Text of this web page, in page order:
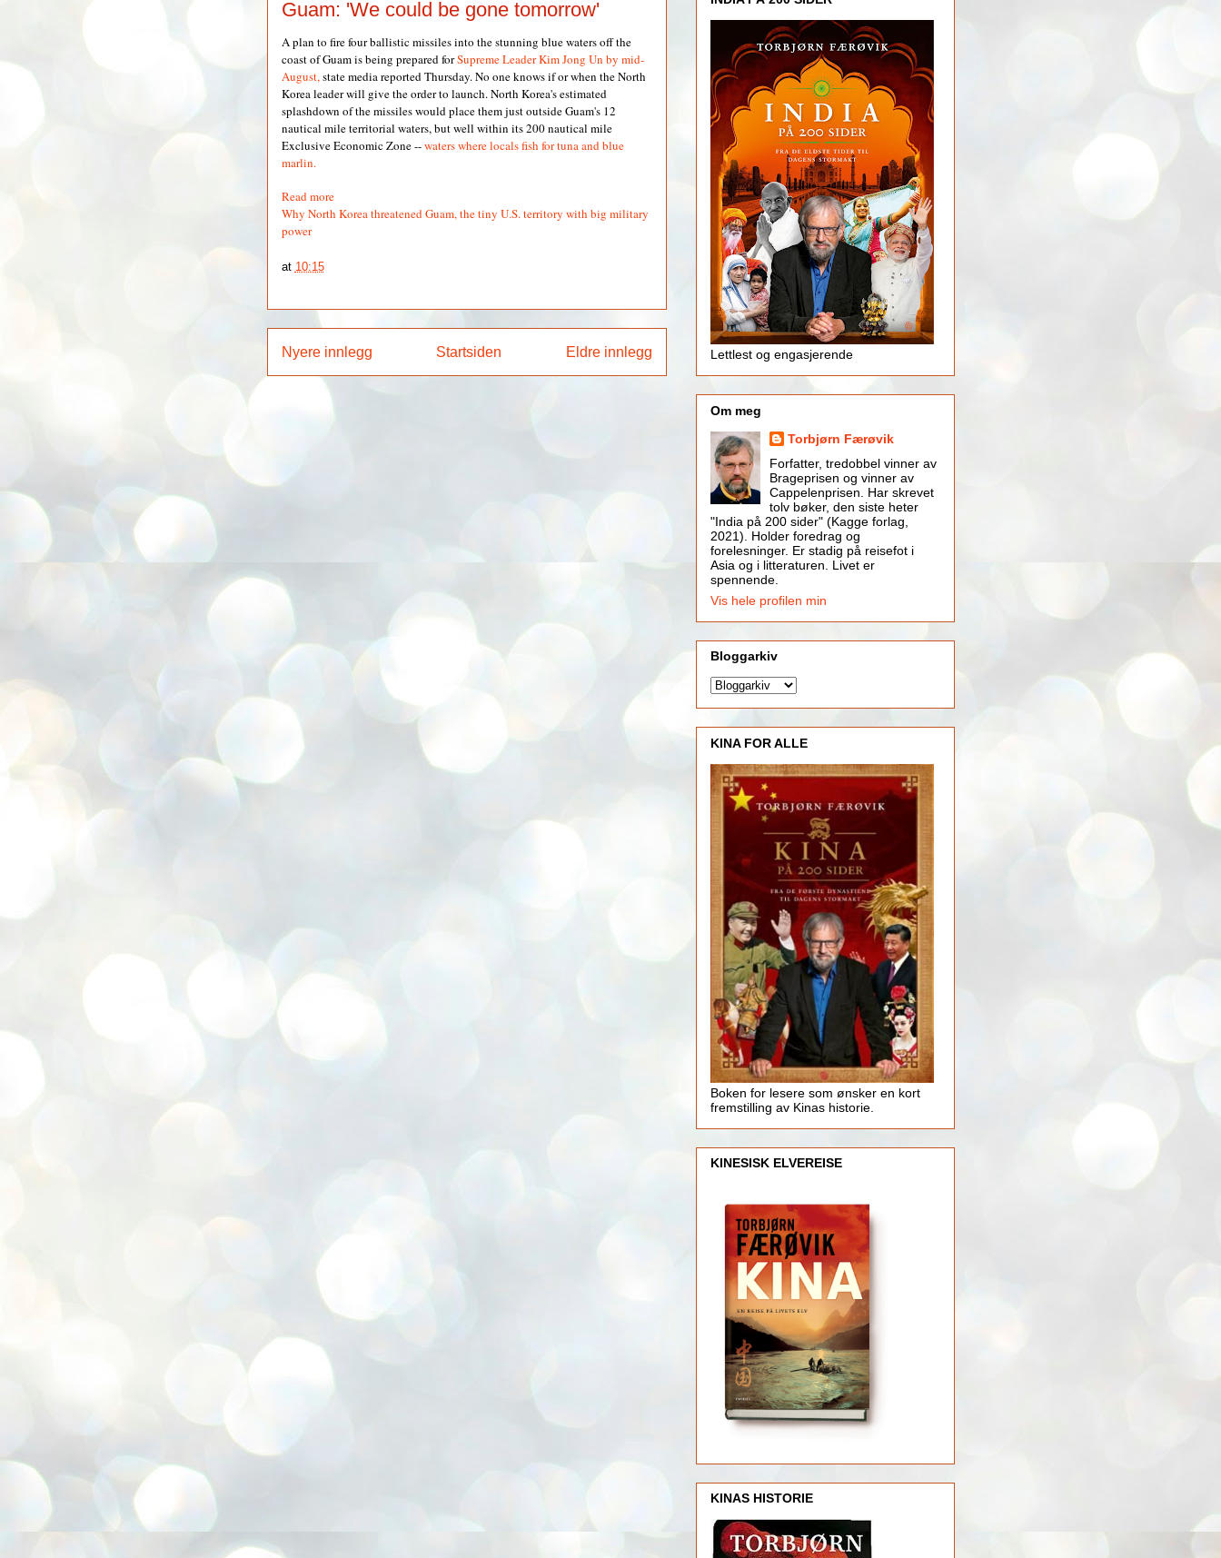
Guam: 'We could be gone tomorrow'
A plan to fire four ballistic missiles into the stunning blue waters off the
coast of Guam is being prepared forSupreme Leader Kim Jong Un by mid-
August,state media reported Thursday. No one knows if or when the North
Korea leader will give the order to launch. North Korea's estimated
splashdown of the missiles would place them just outside Guam's 12
nautical mile territorial waters, but well within its 200 nautical mile
Exclusive Economic Zone --waters where locals fish for tuna and blue
marlin.
Read more
Why North Korea threatened Guam, the tiny U.S. territory with big military
power
at 10:15
Nyere innlegg Eldre innlegg
Startsiden Lettlest og engasjerende
Om meg
Torbjørn Færøvik
Forfatter, tredobbel vinner av
Brageprisen og vinner av
Cappelenprisen. Har skrevet
tolv bøker, den siste heter
"India på 200 sider" (Kagge forlag,
2021). Holder foredrag og
forelesninger. Er stadig på reisefot i
Asia og i litteraturen. Livet er
spennende.
Vis hele profilen min
Bloggarkiv
KINA FOR ALLE
Boken for lesere som ønsker en kort
fremstilling av Kinas historie.
KINESISK ELVEREISE
KINAS HISTORIE